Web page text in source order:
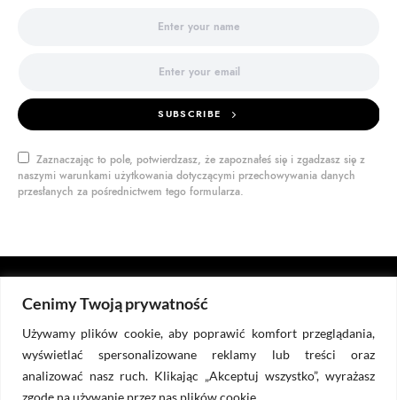
Cenimy Twoją prywatność
Używamy plików cookie, aby poprawić komfort przeglądania,
wyświetlać spersonalizowane reklamy lub treści oraz
analizować nasz ruch. Klikając „Akceptuj wszystko”, wyrażasz
zgodę na używanie przez nas plików cookie.
SUBSCRIBE
Zaznaczając to pole, potwierdzasz, że zapoznałeś się i zgadzasz się z
naszymi warunkami użytkowania dotyczącymi przechowywania danych
przesłanych za pośrednictwem tego formularza.
DOKTOR BIZNES
DORADZTWO RYSOWANKI